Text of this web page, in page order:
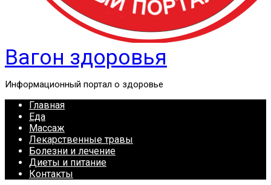
Вагон здоровья
Информационный портал о здоровье
Главная
Еда
Массаж
Лекарственные травы
Болезни и лечение
Диеты и питание
Контакты